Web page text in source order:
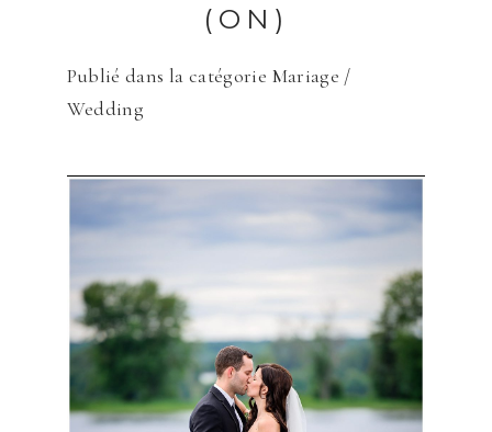
ENVOYER
(ON)
Publié dans la catégorie Mariage /
Wedding